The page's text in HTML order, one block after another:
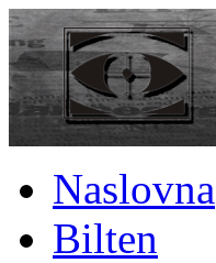
Naslovna
Bilten